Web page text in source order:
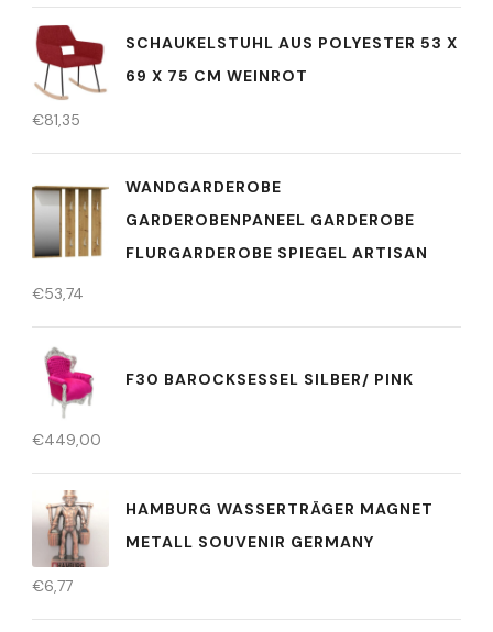
SCHAUKELSTUHL AUS POLYESTER 53 X
69 X 75 CM WEINROT
€81,35
WANDGARDEROBE
GARDEROBENPANEEL GARDEROBE
FLURGARDEROBE SPIEGEL ARTISAN
€53,74
F30 BAROCKSESSEL SILBER/ PINK
€449,00
HAMBURG WASSERTRÄGER MAGNET
METALL SOUVENIR GERMANY
€6,77